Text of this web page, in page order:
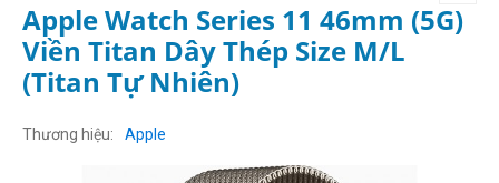
Apple Watch Series 11 46mm (5G)
Viền Titan Dây Thép Size M/L
(Titan Tự Nhiên)
Thương hiệu Apple